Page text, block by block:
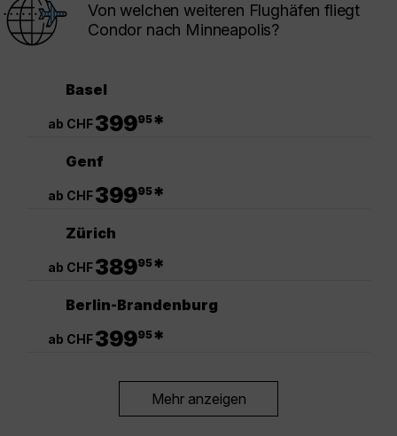
Von welchen weiteren Flughäfen fliegt
Condor nach Minneapolis?
Basel
ab CHF39995*
Genf
ab CHF39995*
Zürich
ab CHF38995*
Berlin-Brandenburg
ab CHF39995*
Mehr anzeigen